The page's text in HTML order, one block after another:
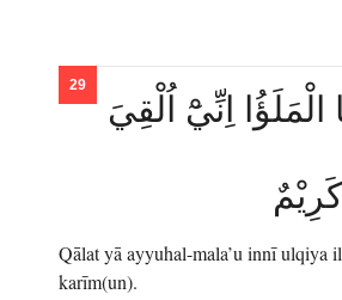
الْمَلَؤُا اِنِّيْٓ اُلْقِيَ
Qālat yā ayyuhal-mala’u innī ulqiya
karīm(un).